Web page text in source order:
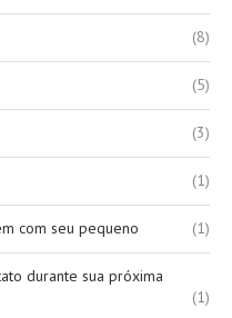
(8)
(5)
(3)
(1)
com seu pequeno (1)
durante sua próxima
(1)